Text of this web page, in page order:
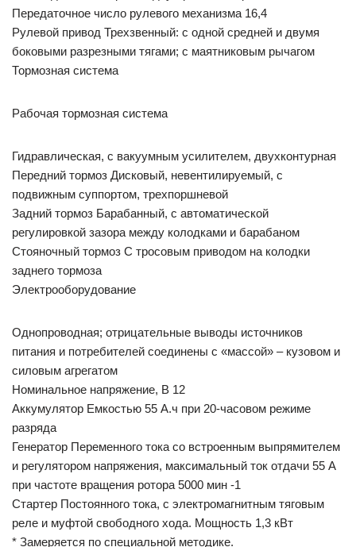
Передаточное число рулевого механизма 16,4
Рулевой привод Трехзвенный: с одной средней и двумя
боковыми разрезными тягами; с маятниковым рычагом
Тормозная система
Рабочая тормозная система
Гидравлическая, с вакуумным усилителем, двухконтурная
Передний тормоз Дисковый, невентилируемый, с
подвижным суппортом, трехпоршневой
Задний тормоз Барабанный, с автоматической
регулировкой зазора между колодками и барабаном
Стояночный тормоз С тросовым приводом на колодки
заднего тормоза
Электрооборудование
Однопроводная; отрицательные выводы источников
питания и потребителей соединены с «массой» – кузовом и
силовым агрегатом
Номинальное напряжение, В 12
Аккумулятор Емкостью 55 А.ч при 20-часовом режиме
разряда
Генератор Переменного тока со встроенным выпрямителем
и регулятором напряжения, максимальный ток отдачи 55 А
при частоте вращения ротора 5000 мин -1
Стартер Постоянного тока, с электромагнитным тяговым
реле и муфтой свободного хода. Мощность 1,3 кВт
* Замеряется по специальной методике.